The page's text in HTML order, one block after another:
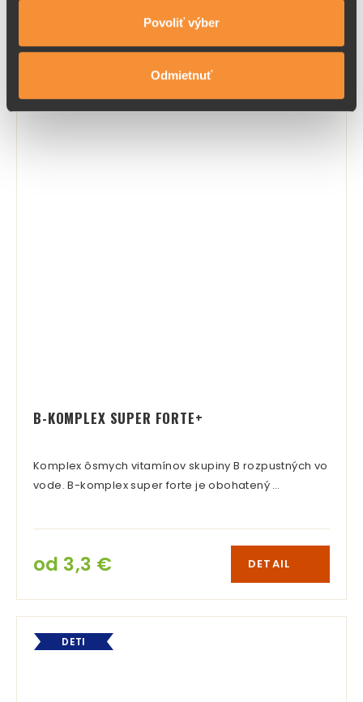
Povoliť výber
Odmietnuť
B-KOMPLEX SUPER FORTE+
Komplex ôsmych vitamínov skupiny B rozpustných vo
vode. B-komplex super forte je obohatený …
od 3,3 € DETAIL
DETI